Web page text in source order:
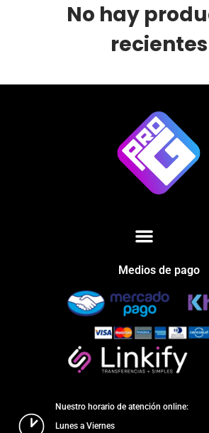
No hay
recientes
Medios de pago
Nuestro horario de atención online:
Lunes a Viernes